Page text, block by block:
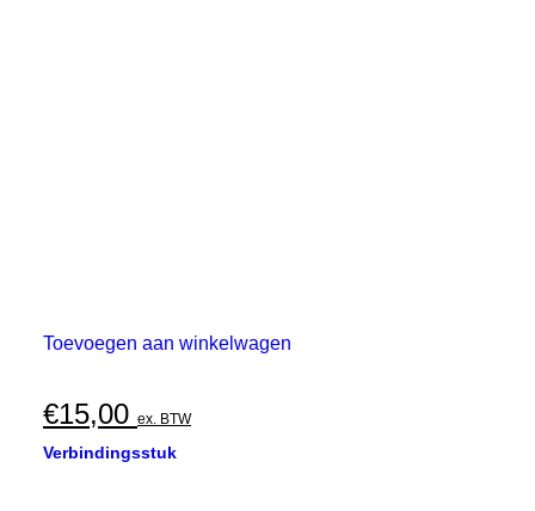
Toevoegen aan winkelwagen
€15,00 ex. BTW
Verbindingsstuk